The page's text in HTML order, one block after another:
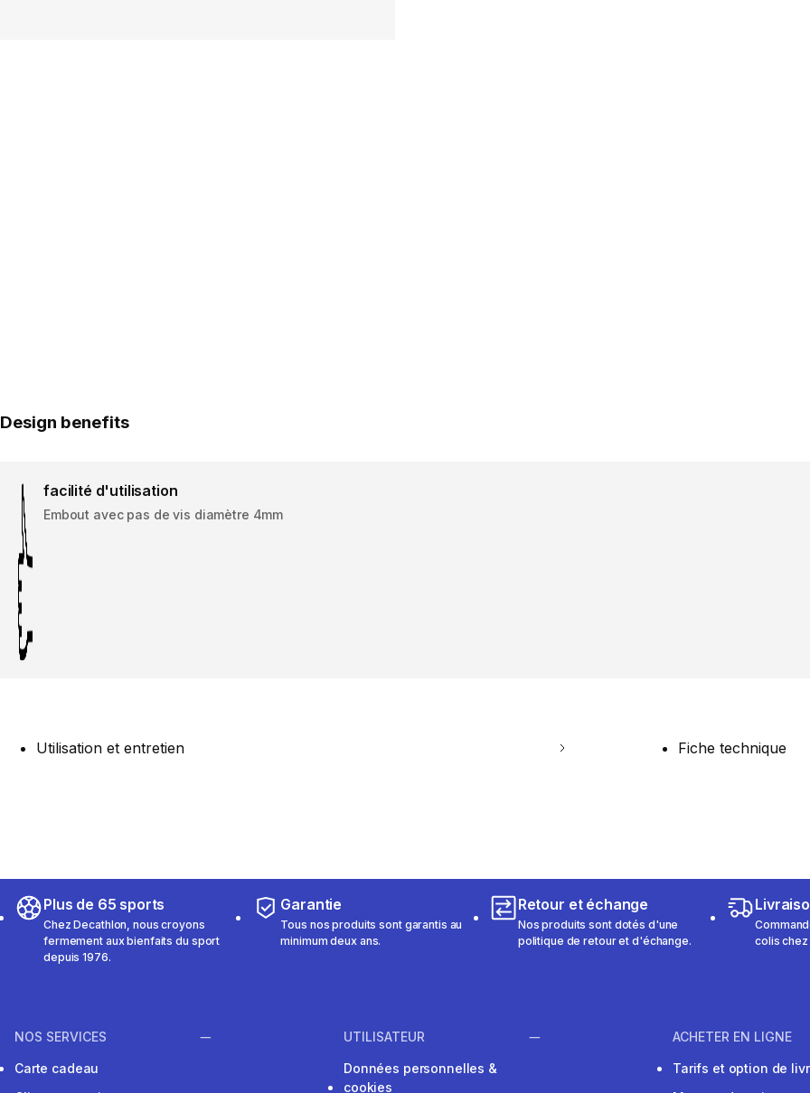
Design benefits
facilité d'utilisation
Embout avec pas de vis diamètre 4mm
Utilisation et entretien Fiche technique
Plus de 65 sports
Chez Decathlon, nous croyons
fermement aux bienfaits du sport
depuis 1976.
Garantie
Tous nos produits sont garantis au
minimum deux ans.
Retour et échange
Nos produits sont dotés d'une
politique de retour et d'échange.
colis
NOS SERVICES
Carte cadeau
UTILISATEUR
Données personnelles &
cookies
ACHETER EN LIGNE
Tarifs et option de